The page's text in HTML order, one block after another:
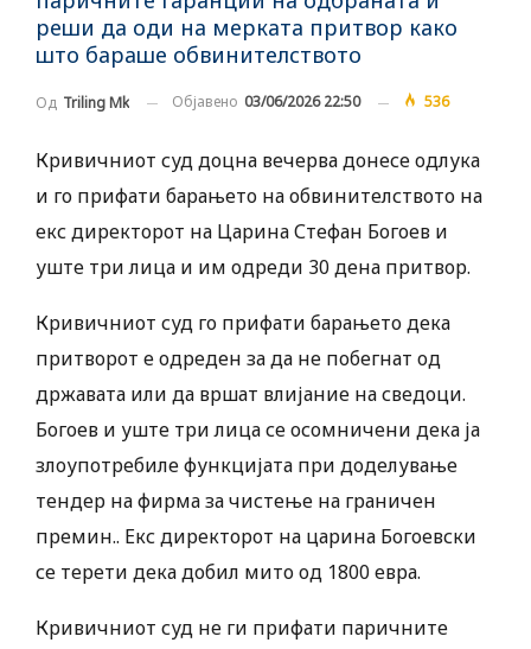
реши да оди на мерката притвор како
што бараше обвинителството
Од Triling Mk Објавено 03/06/2026 22:50 536
Кривичниот суд доцна вечерва донесе одлука
и го прифати барањето на обвинителството на
екс директорот на Царина Стефан Богоев и
уште три лица и им одреди 30 дена притвор.
Кривичниот суд го прифати барањето дека
притворот е одреден за да не побегнат од
државата или да вршат влијание на сведоци.
Богоев и уште три лица се осомничени дека ја
злоупотребиле функцијата при доделување
тендер на фирма за чистење на граничен
премин.. Екс директорот на царина Богоевски
се терети дека добил мито од 1800 евра.
Кривичниот суд не ги прифати паричните